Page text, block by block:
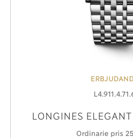
LONGINES
Ordinarie pris